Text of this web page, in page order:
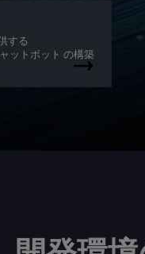
する
ットボット の構築